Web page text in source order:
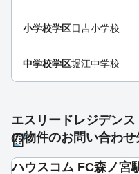
小学校学区日吉小学校
中学校学区堀江中学校
エスリードレジデン
の物件のお問い合わ
ハウスコム FC森ノ宮